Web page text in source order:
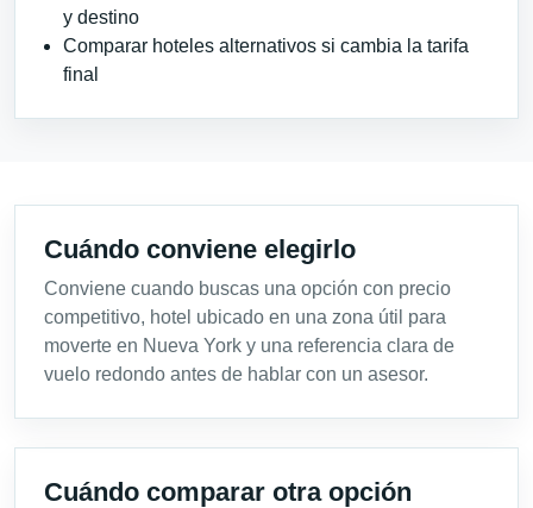
y destino
Comparar hoteles alternativos si cambia la tarifa
final
Cuándo conviene elegirlo
Conviene cuando buscas una opción con precio
competitivo, hotel ubicado en una zona útil para
moverte en Nueva York y una referencia clara de
vuelo redondo antes de hablar con un asesor.
Cuándo comparar otra opción